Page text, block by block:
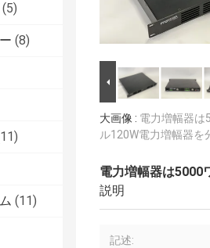
(5)
(8)
(11)
大画像 : 電力増幅器は
ル120W電力増幅器を
電力増幅器は5000
説明
記述: